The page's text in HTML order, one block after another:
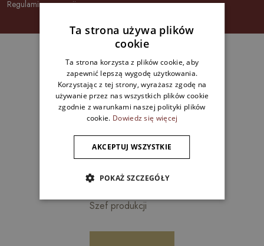
Regulamin promocji
Nasz zespół
Łukasz
Szef produkcji
Ta strona używa plików
cookie
Ta strona korzysta z plików cookie, aby
zapewnić lepszą wygodę użytkowania.
Korzystając z tej strony, wyrażasz zgodę na
używanie przez nas wszystkich plików cookie
zgodnie z warunkami naszej polityki plików
cookie. Dowiedz się więcej
AKCEPTUJ WSZYSTKIE
POKAŻ SZCZEGÓŁY